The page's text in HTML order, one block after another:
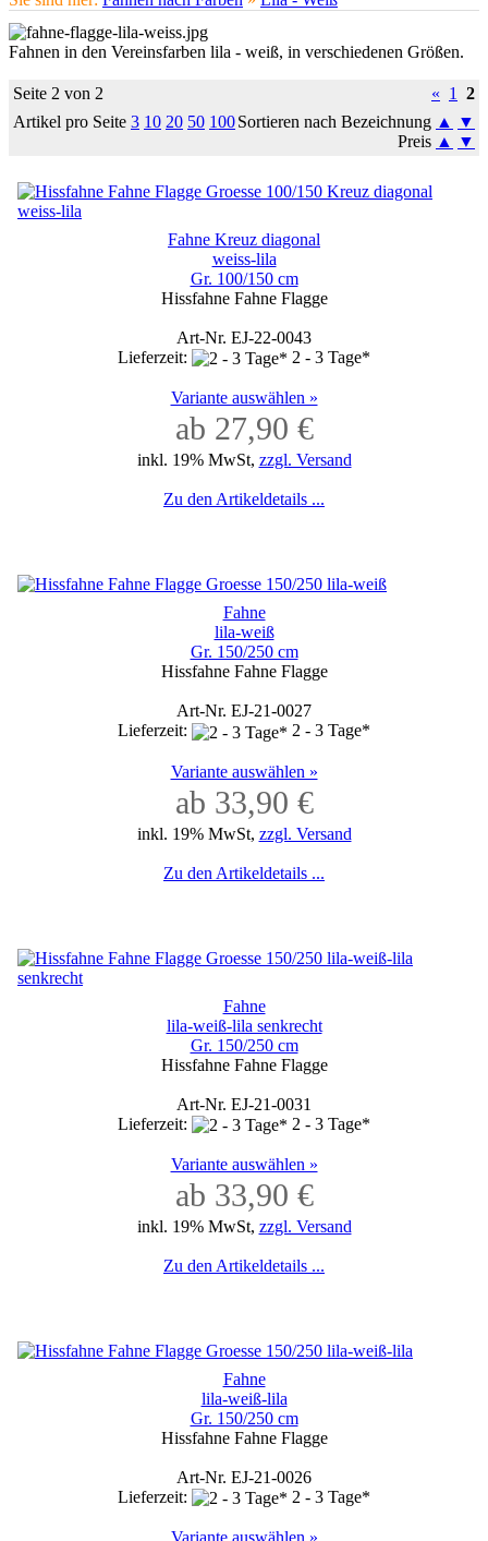
Fahnen in den Vereinsfarben lila - weiß, in verschiedenen Größen.
Seite 2 von 2 « 1
2
Artikel pro Seite 3 10 20 50 100Sortieren nach Bezeichnung ▲
▼
Preis ▲ ▼
Fahne Kreuz diagonal
weiss-lila
Gr. 100/150 cm
Hissfahne Fahne Flagge
Art-Nr. EJ-22-0043
Lieferzeit:
2 - 3 Tage*
Variante auswählen »
ab 27,90 €
inkl. 19% MwSt, zzgl. Versand
Zu den Artikeldetails ...
Fahne
lila-weiß
Gr. 150/250 cm
Hissfahne Fahne Flagge
Art-Nr. EJ-21-0027
Lieferzeit:
2 - 3 Tage*
Variante auswählen »
ab 33,90 €
inkl. 19% MwSt, zzgl. Versand
Zu den Artikeldetails ...
Fahne
lila-weiß-lila senkrecht
Gr. 150/250 cm
Hissfahne Fahne Flagge
Art-Nr. EJ-21-0031
Lieferzeit:
2 - 3 Tage*
Variante auswählen »
ab 33,90 €
inkl. 19% MwSt, zzgl. Versand
Zu den Artikeldetails ...
Fahne
lila-weiß-lila
Gr. 150/250 cm
Hissfahne Fahne Flagge
Art-Nr. EJ-21-0026
Lieferzeit:
2 - 3 Tage*